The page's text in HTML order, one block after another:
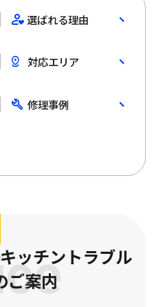
選ばれる理由
対応エリア
修理事例
ッチントラブル
ご案内